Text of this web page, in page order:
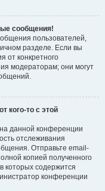
сообщения!
пользователей,
разделе. Если вы
от конкретного
модераторам; они могут
кого-то с этой
данной конференции
отслеживания
Отправьте email-
копией полученного
которых содержится
конференции